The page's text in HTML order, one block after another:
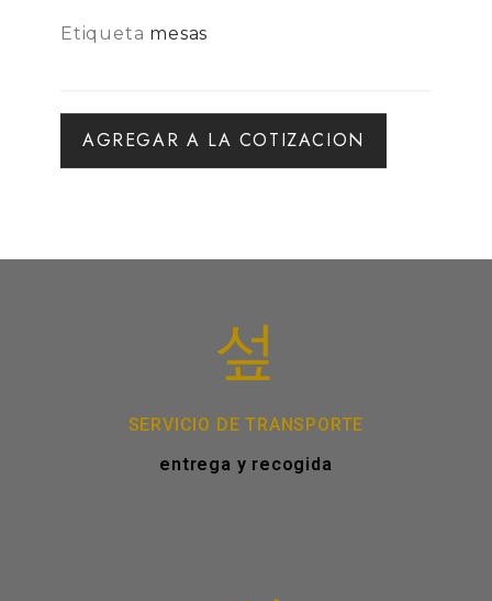
Etiqueta mesas
AGREGAR A LA COTIZACION
SERVICIO DE TRANSPORTE
entrega y recogida